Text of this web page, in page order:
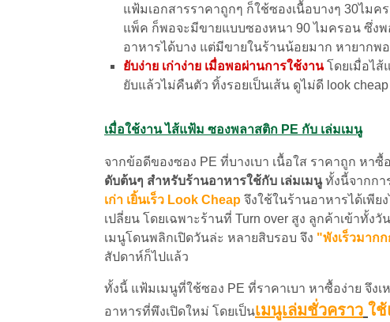
แฟ้มเอกสารราคาถูกๆ ก็ใช้ซองเนื้อบางๆ 30ไมค
แพ็ค ก็พอจะมีขายแบบซองหนา 90 ไมครอน ซึ่ง
อาหารได้บาง แต่มีขายในร้านน้อยมาก หายากพ
ยับง่าย เก่าง่าย เมื่อพอผ่านการใช้งาน โดยเมื่อไ
ยับแล้วไม่คืนตัว ทิ้งรอยเป็นเส้น ดูไม่ดี look cheap
เมื่อใช้งาน ไส้แฟ้ม ซองพลาสติก PE กับ เล่มเมนู
จากข้อดีของซอง PE ที่บางเบา เนื้อใส ราคาถูก หาซื้
ดับต้นๆ สำหรับร้านอาหารใช้กับ เล่มเมนูทั้งนี้จากกา
เก่า เยิ้นเร็ว Look Cheap จึงใช้ในร้านอาหารได้เพีย
เปลี่ยน โดยเฉพาะร้านที่ Turn over สูง ลูกค้าเข้าทั้งวั
เมนูโดนพลิกเปิดวันล่ะ หลายสิบรอบ จึง "พังเร็วมาก
สัปดาห์ก็ไปแล้ว
ทั้งนี้ แฟ้มเมนูที่ใช้ซอง PE ที่ราคาเบา หาซื้อง่าย จึง
อาหารที่พึงเปิดใหม่ โดยเป็นเมนูเล่มชั่วคราว ใ